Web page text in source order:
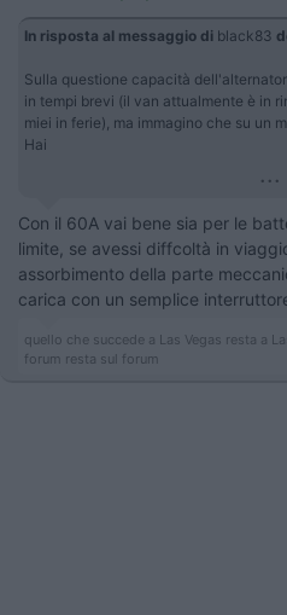
In risposta al messaggio di black83
Sulla questione capacità
in tempi brevi (il van attualmente è in
miei in ferie), ma immagino che su un
Hai
...
Con il 60A vai bene sia per le
limite, se avessi diffcoltà in
assorbimento della parte
carica con un semplice
quello che succede a Las Vegas resta a
forum resta sul forum